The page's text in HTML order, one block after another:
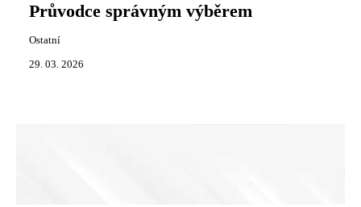
Průvodce správným výběrem
Ostatní
29. 03. 2026